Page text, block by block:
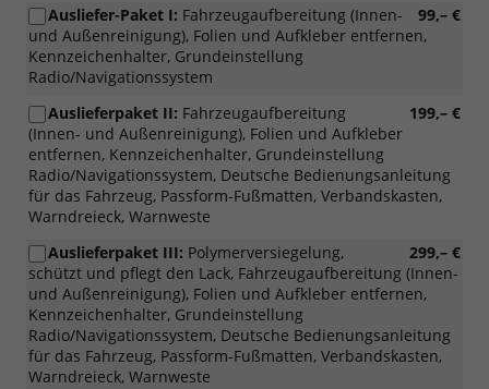
99,– €
Ausliefer-Paket I: Fahrzeugaufbereitung (Innen-
und Außenreinigung), Folien und Aufkleber entfernen,
Kennzeichenhalter, Grundeinstellung
Radio/Navigationssystem
199,– €
Auslieferpaket II: Fahrzeugaufbereitung
(Innen- und Außenreinigung), Folien und Aufkleber
entfernen, Kennzeichenhalter, Grundeinstellung
Radio/Navigationssystem, Deutsche Bedienungsanleitung
für das Fahrzeug, Passform-Fußmatten, Verbandskasten,
Warndreieck, Warnweste
299,– €
Auslieferpaket III: Polymerversiegelung,
schützt und pflegt den Lack, Fahrzeugaufbereitung (Innen-
und Außenreinigung), Folien und Aufkleber entfernen,
Kennzeichenhalter, Grundeinstellung
Radio/Navigationssystem, Deutsche Bedienungsanleitung
für das Fahrzeug, Passform-Fußmatten, Verbandskasten,
Warndreieck, Warnweste